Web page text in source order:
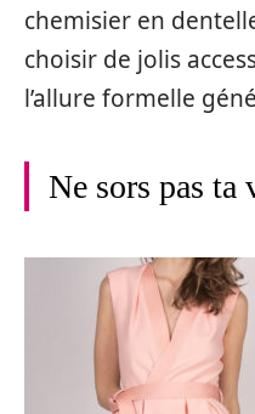
chemisier en
choisir de jolis
l’allure formelle
Ne sors pas